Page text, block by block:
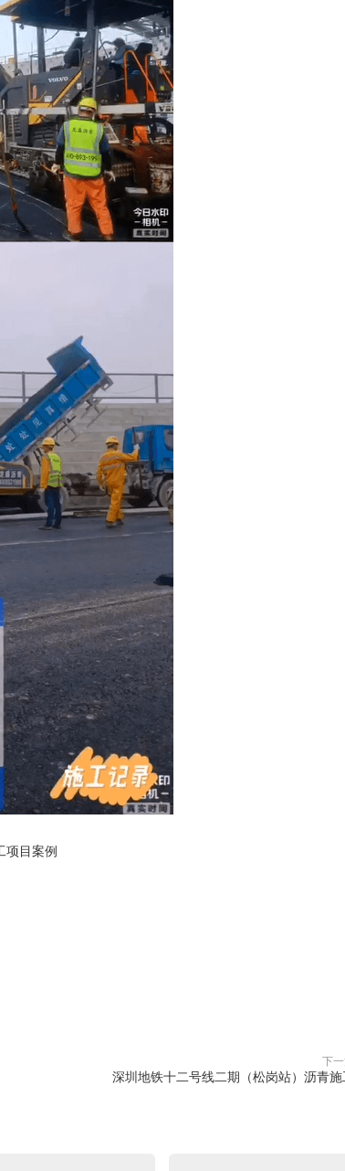
项目案例
下
深圳地铁十二号线二期（松岗站）沥青